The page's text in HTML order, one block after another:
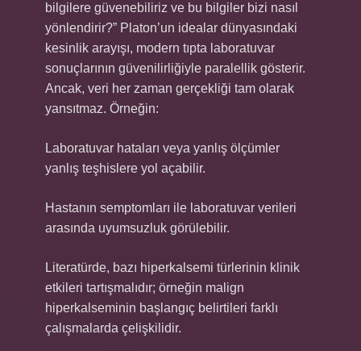
bilgilere güvenebiliriz ve bu bilgiler bizi nasıl
yönlendirir?” Platon’un idealar dünyasındaki
kesinlik arayışı, modern tıpta laboratuvar
sonuçlarının güvenilirliğiyle paralellik gösterir.
Ancak, veri her zaman gerçekliği tam olarak
yansıtmaz. Örneğin:
Laboratuvar hataları veya yanlış ölçümler
yanlış teşhislere yol açabilir.
Hastanın semptomları ile laboratuvar verileri
arasında uyumsuzluk görülebilir.
Literatürde, bazı hiperkalsemi türlerinin klinik
etkileri tartışmalıdır; örneğin malign
hiperkalseminin başlangıç belirtileri farklı
çalışmalarda çelişkilidir.